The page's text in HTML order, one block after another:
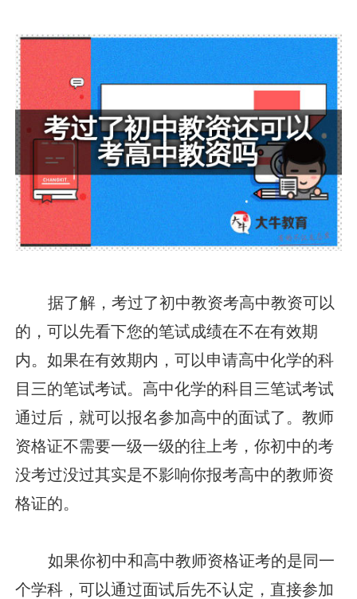
据了解，考过了初中教资考高中教资可以
的，可以先看下您的笔试成绩在不在有效期
内。如果在有效期内，可以申请高中化学的科
目三的笔试考试。高中化学的科目三笔试考试
通过后，就可以报名参加高中的面试了。教师
资格证不需要一级一级的往上考，你初中的考
没考过没过其实是不影响你报考高中的教师资
格证的。
如果你初中和高中教师资格证考的是同一
个学科，可以通过面试后先不认定，直接参加